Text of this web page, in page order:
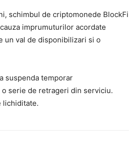
schimbul de criptomonede BlockFi
imprumuturilor acordate
un val de disponibilizari si o
suspenda temporar
serie de retrageri din serviciu.
lichiditate.